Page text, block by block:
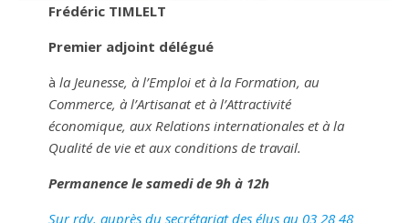
Frédéric TIMLELT
Premier adjoint délégué
à la Jeunesse, à l’Emploi et à la Formation, au
Commerce, à l’Artisanat et à l’Attractivité
économique, aux Relations internationales et à la
Qualité de vie et aux conditions de travail.
Permanence le samedi de 9h à 12h
Sur rdv. auprès du secrétariat des élus au 03 28 48